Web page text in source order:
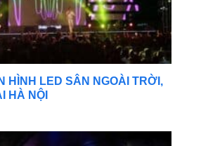
HÌNH LED SÂN NGOÀI TRỜI,
HÀ NỘI